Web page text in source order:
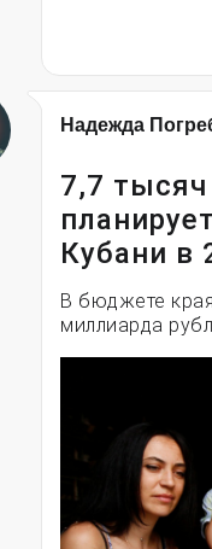
Надежда
7,7
Кубани в
В бюджете
миллиарда